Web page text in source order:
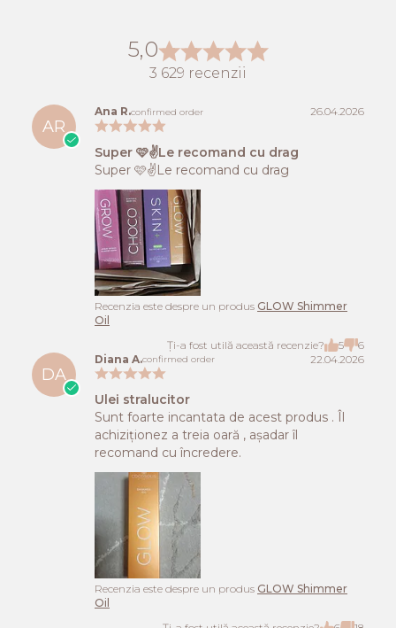
5,0
3 629 recenzii
AR
Ana R.confirmed order 26.04.2026
Super 🩷✌️Le recomand cu drag
Super 🩷✌️Le recomand cu drag
Recenzia este despre un produs GLOW Shimmer
Oil
Ți-a fost utilă această recenzie?
5 6
DA
Diana A.confirmed order 22.04.2026
Ulei stralucitor
Sunt foarte incantata de acest produs . Îl
achiziționez a treia oară , așadar îl
recomand cu încredere.
Recenzia este despre un produs GLOW Shimmer
Oil